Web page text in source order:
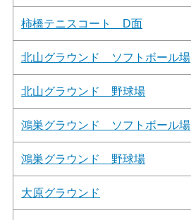
柿橋テニスコート D面
北山グラウンド ソフトボール場
北山グラウンド 野球場
鴻巣グラウンド ソフトボール場
鴻巣グラウンド 野球場
大原グラウンド